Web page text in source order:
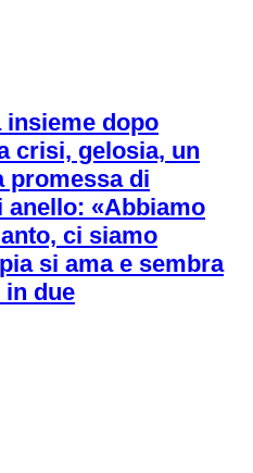
insieme dopo
crisi, gelosia, un
promessa di
«Abbiamo
ci siamo
si ama e sembra
due